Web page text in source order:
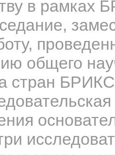
в рамках
общего
стран